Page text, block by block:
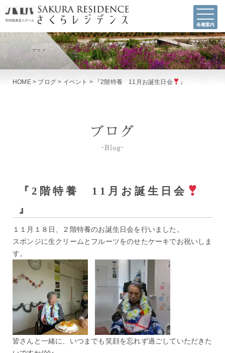
各種案内
HOME> ブログ > イベント > 『2階特養 11月お誕生日会 』
『2階特養 11月お誕生日会
』
１１月１８日、２階特養のお誕生日会を行いました。
スポンジに生クリームとフルーツをのせたケーキでお祝いしま
す。
皆さんと一緒に、いつまでも笑顔を忘れず過ごしていただきた